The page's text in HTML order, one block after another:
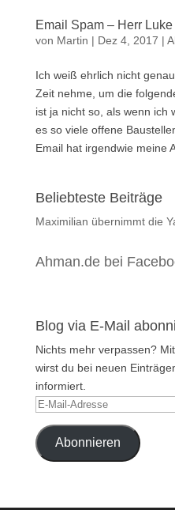
Email Spam – Herr
von Martin | Dez 4, 2017 |
Ich weiß ehrlich nicht
Zeit nehme, um die
ist ja nicht so, als wenn ich
es so viele offene
Email hat irgendwie meine
Beliebteste Beiträge
Maximilian übernimmt die
Ahman.de bei
Blog via E-Mail
Nichts mehr verpassen?
wirst du bei neuen
informiert.
E-
AdresseAbonnieren